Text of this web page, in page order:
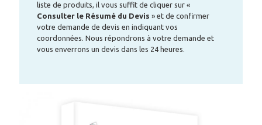
liste de produits, il vous suffit de cliquer sur «
Consulter le Résumé du Devis » et de confirmer
votre demande de devis en indiquant vos
coordonnées. Nous répondrons à votre demande et
vous enverrons un devis dans les 24 heures.